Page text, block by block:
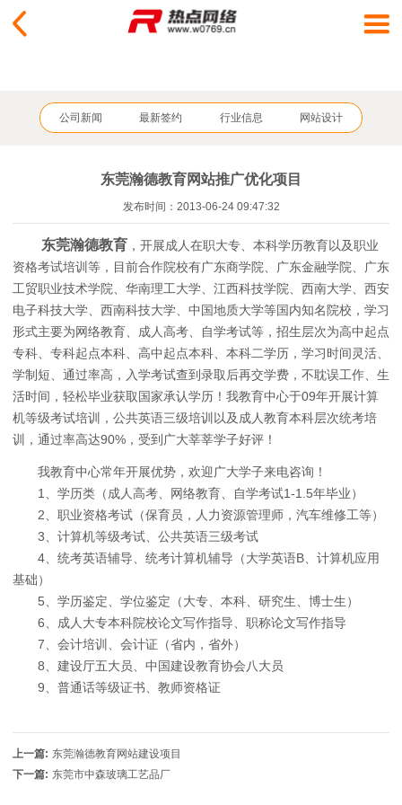
公司新闻 最新签约 行业信息 网站设计
东莞瀚德教育网站推广优化项目
发布时间：2013-06-24 09:47:32
东莞瀚德教育 ，开展成人在职大专、本科学历教育以及职业
资格考试培训等，目前合作院校有广东商学院、广东金融学院、广东
工贸职业技术学院、华南理工大学、江西科技学院、西南大学、西安
电子科技大学、西南科技大学、中国地质大学等国内知名院校，学习
形式主要为网络教育、成人高考、自学考试等，招生层次为高中起点
专科、专科起点本科、高中起点本科、本科二学历， 学习时间灵活、
学制短、通过率高，入学考试查到录取后再交学费，不耽误工作、生
活时间，轻松毕业获取国家承认学历！ 我教育中心于09年开展计算
机等级考试培训，公共英语三级培训以及成人教育本科层次统考培
训，通过率高达90%，受到广大莘莘学子好评！
我教育中心常年开展优势，欢迎广大学子来电咨询！
1、 学历类（成人高考、网络教育、自学考试1-1.5年毕业）
2、 职业资格考试（保育员，人力资源管理师，汽车维修工等）
3、 计算机等级考试、公共英语三级考试
4、 统考英语辅导、统考计算机辅导（大学英语B、计算机应用
基础）
5、 学历鉴定、学位鉴定（大专、本科、研究生、博士生）
6、 成人大专本科院校论文写作指导、职称论文写作指导
7、 会计培训、会计证（省内，省外）
8、建设厅五大员、中国建设教育协会八大员
9、普通话等级证书、教师资格证
上一篇: 东莞瀚德教育网站建设项目
下一篇: 东莞市中森玻璃工艺品厂